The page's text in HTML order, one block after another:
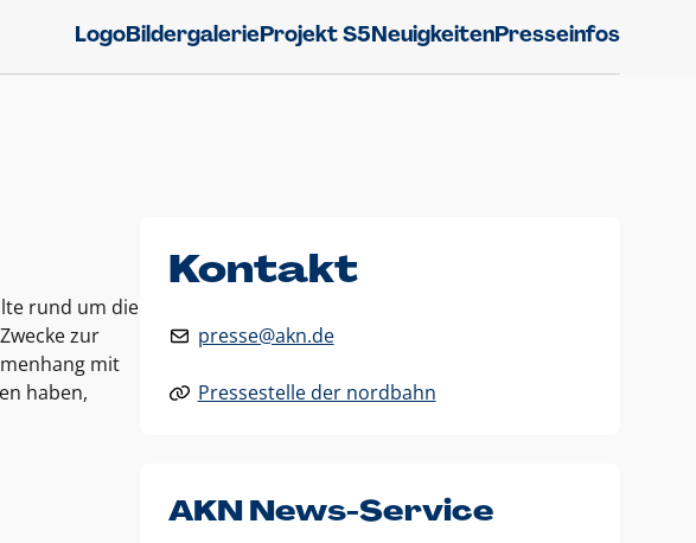
LogoBildergalerieProjekt S5NeuigkeitenPresseinfos
rund um die
zur
mit
haben,
Kontakt
presse@akn.de
Pressestelle der nordbahn
AKN News-Service